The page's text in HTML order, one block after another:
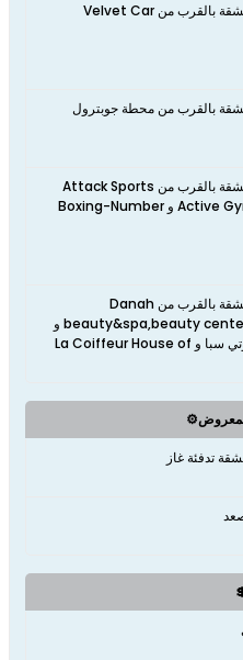
نعم، تقع الشقة بالقرب من Velvet Car
بالقرب من محطة جوبترول
نعم، تقع الشقة بالقرب من Attack Sports
club و Active Gym و Boxing-Number
نعم، تقع الشقة بالقرب من Danah
beauty&spa,beauty center,saloon و
فرينش بيوتي سبا و La Coiffeur House of
المعروض⚙️
تدفئة غاز